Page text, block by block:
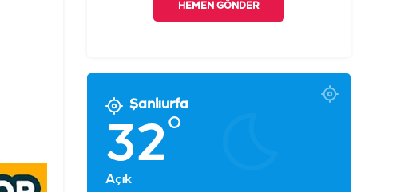
HEMEN GÖNDER
Şanlıurfa
32°
Açık